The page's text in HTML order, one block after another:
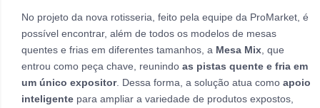
No projeto da nova rotisseria, feito pela equipe da ProMarket, é
possível encontrar, além de todos os modelos de mesas
quentes e frias em diferentes tamanhos, a Mesa Mix , que
entrou como peça chave, reunindo as pistas quente e fria em
um único expositor. Dessa forma, a solução atua como apoio
inteligente para ampliar a variedade de produtos expostos,